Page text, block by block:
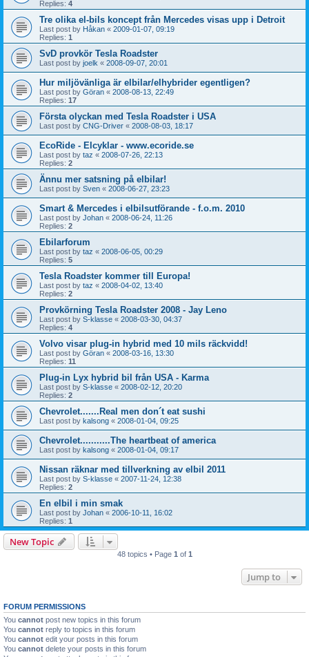
Replies: 4
Tre olika el-bils koncept från Mercedes visas upp i Detroit
Last post by Håkan « 2009-01-07, 09:19
Replies: 1
SvD provkör Tesla Roadster
Last post by joelk « 2008-09-07, 20:01
Hur miljövänliga är elbilar/elhybrider egentligen?
Last post by Göran « 2008-08-13, 22:49
Replies: 17
Första olyckan med Tesla Roadster i USA
Last post by CNG-Driver « 2008-08-03, 18:17
EcoRide - Elcyklar - www.ecoride.se
Last post by taz « 2008-07-26, 22:13
Replies: 2
Ännu mer satsning på elbilar!
Last post by Sven « 2008-06-27, 23:23
Smart & Mercedes i elbilsutförande - f.o.m. 2010
Last post by Johan « 2008-06-24, 11:26
Replies: 2
Ebilarforum
Last post by taz « 2008-06-05, 00:29
Replies: 5
Tesla Roadster kommer till Europa!
Last post by taz « 2008-04-02, 13:40
Replies: 2
Provkörning Tesla Roadster 2008 - Jay Leno
Last post by S-klasse « 2008-03-30, 04:37
Replies: 4
Volvo visar plug-in hybrid med 10 mils räckvidd!
Last post by Göran « 2008-03-16, 13:30
Replies: 11
Plug-in Lyx hybrid bil från USA - Karma
Last post by S-klasse « 2008-02-12, 20:20
Replies: 2
Chevrolet.......Real men don´t eat sushi
Last post by kalsong « 2008-01-04, 09:25
Chevrolet...........The heartbeat of america
Last post by kalsong « 2008-01-04, 09:17
Nissan räknar med tillverkning av elbil 2011
Last post by S-klasse « 2007-11-24, 12:38
Replies: 2
En elbil i min smak
Last post by Johan « 2006-10-11, 16:02
Replies: 1
New Topic
48 topics • Page 1 of 1
Jump to
FORUM PERMISSIONS
You cannot post new topics in this forum
You cannot reply to topics in this forum
You cannot edit your posts in this forum
You cannot delete your posts in this forum